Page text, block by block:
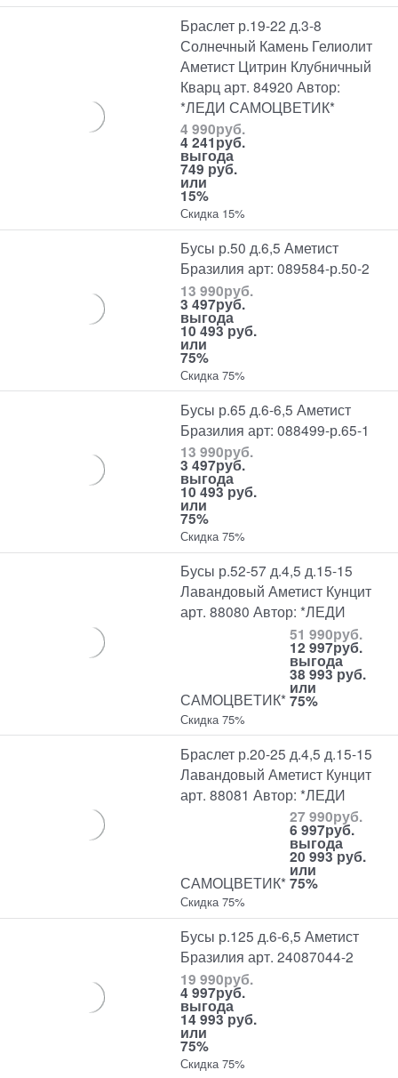
Браслет р.19-22 д.3-8
Солнечный Камень Гелиолит
Аметист Цитрин Клубничный
Кварц арт. 84920 Автор:
*ЛЕДИ САМОЦВЕТИК*
4 990руб.
4 241руб.
выгода
749 руб.
или
15%
Скидка 15%
Бусы р.50 д.6,5 Аметист
Бразилия арт: 089584-р.50-2
13 990руб.
3 497руб.
выгода
10 493 руб.
или
75%
Скидка 75%
Бусы р.65 д.6-6,5 Аметист
Бразилия арт: 088499-р.65-1
13 990руб.
3 497руб.
выгода
10 493 руб.
или
75%
Скидка 75%
Бусы р.52-57 д.4,5 д.15-15
Лавандовый Аметист Кунцит
арт. 88080 Автор: *ЛЕДИ
САМОЦВЕТИК*
51 990руб.
12 997руб.
выгода
38 993 руб.
или
75%
Скидка 75%
Браслет р.20-25 д.4,5 д.15-15
Лавандовый Аметист Кунцит
арт. 88081 Автор: *ЛЕДИ
САМОЦВЕТИК*
27 990руб.
6 997руб.
выгода
20 993 руб.
или
75%
Скидка 75%
Бусы р.125 д.6-6,5 Аметист
Бразилия арт. 24087044-2
19 990руб.
4 997руб.
выгода
14 993 руб.
или
75%
Скидка 75%